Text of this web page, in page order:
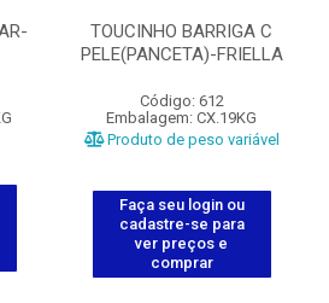
TOUCINHO BARRIGA C
PELE(PANCETA)-FRIELLA
Código: 612
Embalagem: CX.19KG
Produto de peso variável
Faça seu login ou
cadastre-se para
ver preços e
comprar